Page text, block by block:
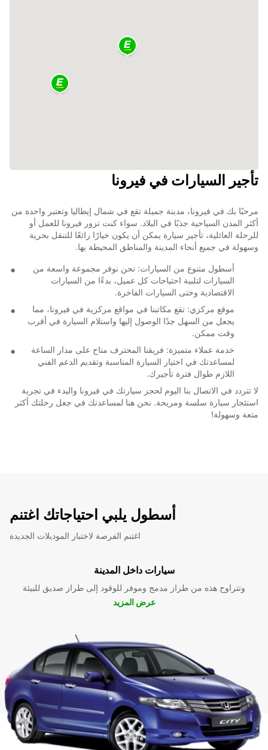
تأجير السيارات في فيرونا
مرحبًا بك في فيرونا، مدينة جميلة تقع في شمال إيطاليا وتعتبر واحدة من
أكثر المدن السياحية جذبًا في البلاد. سواء كنت تزور فيرونا للعمل أو
للرحلة العائلية، تأجير سيارة يمكن أن يكون خيارًا رائعًا للتنقل بحرية
وسهولة في جميع أنحاء المدينة والمناطق المحيطة بها.
أسطول متنوع من السيارات: نحن نوفر مجموعة واسعة من
السيارات لتلبية احتياجات كل عميل، بدءًا من السيارات
الاقتصادية وحتى السيارات الفاخرة.
موقع مركزي: تقع مكاتبنا في مواقع مركزية في فيرونا، مما
يجعل من السهل جدًا الوصول إليها واستلام السيارة في أقرب
وقت ممكن.
خدمة عملاء متميزة: فريقنا المحترف متاح على مدار الساعة
لمساعدتك في اختيار السيارة المناسبة وتقديم الدعم الفني
اللازم طوال فترة تأجيرك.
لا تتردد في الاتصال بنا اليوم لحجز سيارتك في فيرونا والبدء في تجربة
استئجار سيارة سلسة ومريحة. نحن هنا لمساعدتك في جعل رحلتك أكثر
متعة وسهولة!
أسطول يلبي احتياجاتك اغتنم
اغتنم الفرصة لاختبار الموديلات الجديدة
سيارات داخل المدينة
وتتراوح هذه من طراز مدمج وموفر للوقود إلى طراز صديق للبيئة
عرض المزيد